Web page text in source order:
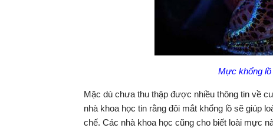
Mực khổng lồ
Mặc dù chưa thu thập được nhiều thông tin về
nhà khoa học tin rằng đôi mắt khổng lồ sẽ giúp
chế. Các nhà khoa học cũng cho biết loài mực